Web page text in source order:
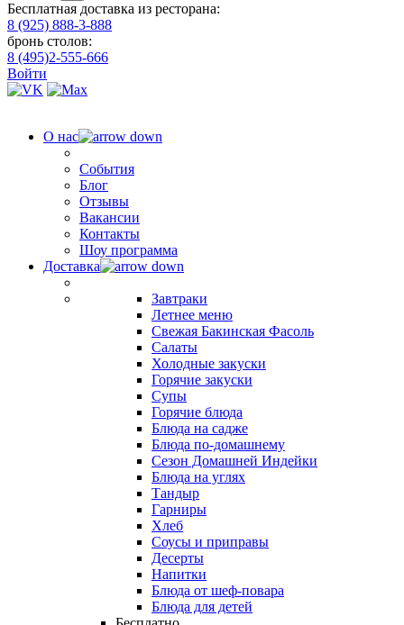
Бесплатная доставка из ресторана:
8 (925) 888-3-888
бронь столов:
8 (495)2-555-666
Войти
О нас
События
Блог
Отзывы
Вакансии
Контакты
Шоу программа
Доставка
Завтраки
Летнее меню
Свежая Бакинская Фасоль
Салаты
Холодные закуски
Горячие закуски
Супы
Горячие блюда
Блюда на садже
Блюда по-домашнему
Сезон Домашней Индейки
Блюда на углях
Тандыр
Гарниры
Хлеб
Соусы и приправы
Десерты
Напитки
Блюда от шеф-повара
Блюда для детей